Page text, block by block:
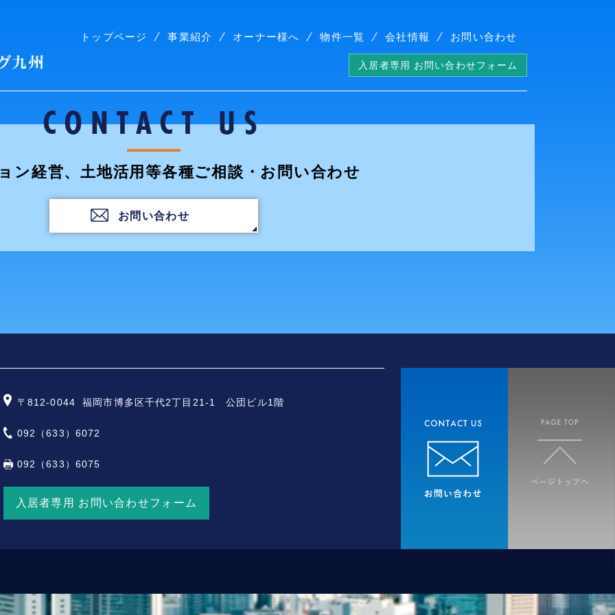
株式会社コープリビング九州
トップページ 事業紹介 オーナー様へ 物件一覧 会社情報 お問い合わせ
入居者専用 お問い合わせフォーム
CONTACT US
ン経営、土地活用等各種ご相談・お問い合わせ
お問い合わせ
〒812-0044 福岡市博多区千代2丁目21-1 公団ビル1階
092（633）6072
092（633）6075
入居者専用 お問い合わせフォーム